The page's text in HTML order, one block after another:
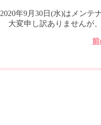
2020年9月30日(水)はメンテ
大変申し訳ありませんが
前